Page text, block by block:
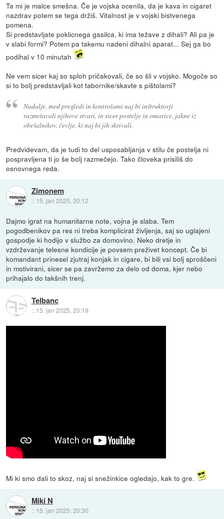
Ta mi je malce smešna. Če je vojska ocenila, da je kava in cigaret
nazdrav potem se tega držiš. Vitalnost je v vojski bistvenega
pomena.
Si predstavljate poklicnega gasilca, ki ima težave z dihali? Ali pa je
v slabi formi? Potem pa takemu nadeni dihalni aparat... Sej ga bo
podihal v 10 minutah
Ne vem sicer kaj so sploh pričakovali, če so šli v vojsko. Mogoče so
si to bolj predstavljali kot tabornike/skavte s pištolami?
Nadalje, med pregledi in kontrolami naj bi inštruktorji
razmetavali njihove stvari, in sicer postelje in omarice, jakne iz
obešalnikov, čevlje, ki naj bi jih skrivali.
Predvidevam, da je tudi to del usposabljanja v stilu če postelja ni
pospravljena ti jo še bolj razmečejo. Tako človeka prisiliš do
osnovnega reda.
Zimonem
:: 15. jan 2025, 20:12
Dajmo igrat na humanitarne note, vojna je slaba. Tem
pogodbenikov pa res ni treba komplicirat življenja, saj so uglajeni
gospodje ki hodijo v službo za domovino. Neko dretje in
vzdrževanje telesne kondicije je povsem preživet koncept. Če bi
komandant prinesel zjutraj konjak in cigare, bi bili vsi bolj sproščeni
in motivirani, sicer se pa zavržemo za delo od doma, kjer nebo
prihajalo do takšnih trenj.
Telbanc
:: 15. jan 2025, 20:19
Mi ki smo dali to skoz, naj si snežinkice ogledajo, kak to gre.
Miki N
:: 15. jan 2025, 20:30